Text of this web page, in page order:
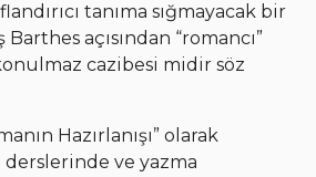
tanıma sığmayacak bir
açısından “romancı”
cazibesi midir söz
Hazırlanışı” olarak
derslerinde ve yazma